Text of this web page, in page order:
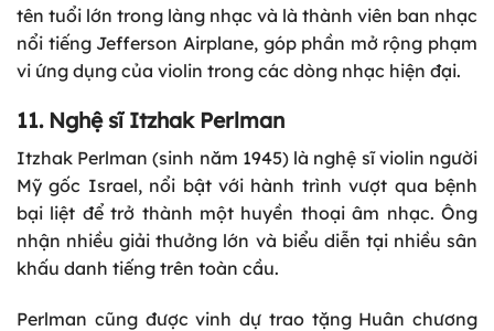
tên tuổi lớn trong làng nhạc và là thành viên ban nhạc
nổi tiếng Jefferson Airplane, góp phần mở rộng phạm
vi ứng dụng của violin trong các dòng nhạc hiện đại.
11. Nghệ sĩ Itzhak Perlman
Itzhak Perlman (sinh năm 1945) là nghệ sĩ violin người
Mỹ gốc Israel, nổi bật với hành trình vượt qua bệnh
bại liệt để trở thành một huyền thoại âm nhạc. Ông
nhận nhiều giải thưởng lớn và biểu diễn tại nhiều sân
khấu danh tiếng trên toàn cầu.
Perlman cũng được vinh dự trao tặng Huân chương